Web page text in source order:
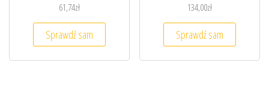
61,74zł
Sprawdź sam
134,00zł
Sprawdź sam